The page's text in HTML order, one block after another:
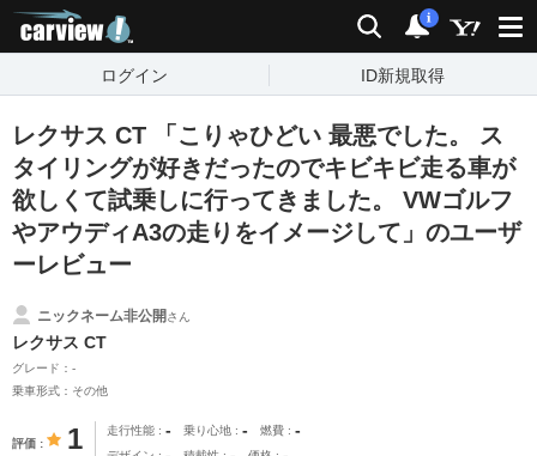
検索 通知
i
ログイン ID新規取得
レクサス CT 「こりゃひどい 最悪でした。 ス
タイリングが好きだったのでキビキビ走る車が
欲しくて試乗しに行ってきました。 VWゴルフ
やアウディA3の走りをイメージして」のユーザ
ーレビュー
ニックネーム非公開さん
レクサス CT
グレード：-
乗車形式：その他
評価 1 走行性能 - 乗り心地 - 燃費 -